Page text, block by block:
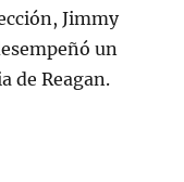
Jimmy
un
de Reagan.